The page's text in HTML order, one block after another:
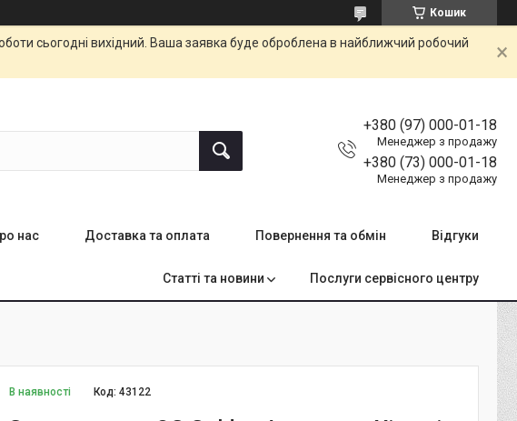
Кошик
сьогодні вихідний. Ваша заявка буде оброблена в найближчий робочий
+380 (97) 000-01-18
Менеджер з продажу
+380 (73) 000-01-18
Менеджер з продажу
нас Доставка та оплата Повернення та обмін Відгуки
Статті та новини Послуги сервісного центру
В наявності Код:43122